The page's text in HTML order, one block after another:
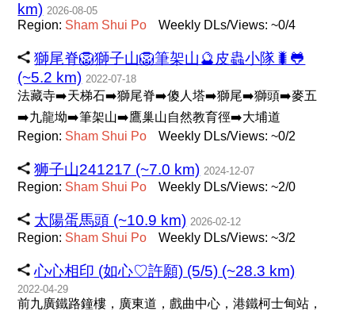
km) 2026-08-05
Region: Sham Shui Po Weekly DLs/Views: ~0/4
獅尾脊🦁獅子山🦁筆架山🔮皮蟲小隊🐛🐸
(~5.2 km) 2022-07-18
法藏寺➡️天梯石➡️獅尾脊➡️傻人塔➡️獅尾➡️獅頭➡️麥五
➡️九龍坳➡️筆架山➡️鷹巢山自然教育徑➡️大埔道
Region: Sham Shui Po Weekly DLs/Views: ~0/2
狮子山241217 (~7.0 km) 2024-12-07
Region: Sham Shui Po Weekly DLs/Views: ~2/0
太陽蛋馬頭 (~10.9 km) 2026-02-12
Region: Sham Shui Po Weekly DLs/Views: ~3/2
心心相印 (如心♡許願) (5/5) (~28.3 km)
2022-04-29
前九廣鐵路鐘樓，廣東道，戲曲中心，港鐵柯士甸站，